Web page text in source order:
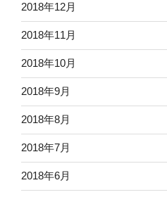
2018年12月
2018年11月
2018年10月
2018年9月
2018年8月
2018年7月
2018年6月